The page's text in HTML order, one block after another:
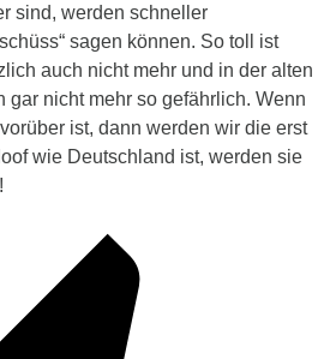
sind, werden schneller
sagen können. So toll ist
auch nicht mehr und in der alten
gar nicht mehr so gefährlich. Wenn
ist, dann werden wir die erst
wie Deutschland ist, werden sie